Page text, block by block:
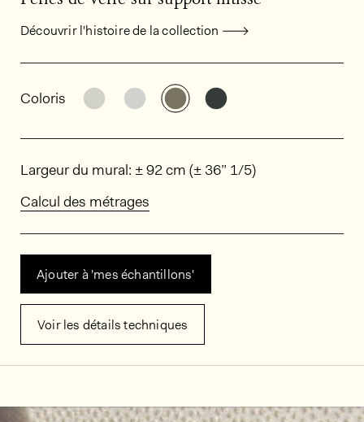
Découvrir l'histoire de la collection
Informations générales sur le
Coloris Découvrir d'autres variantes: MIN5400
Découvrir d'autres variantes:
Découvrir d'autres
Dimensions
Largeur du mural: ± 92 cm (± 36” 1/5)
Calcul des métrages
Ajouter à 'mes échantillons'
Voir les détails techniques